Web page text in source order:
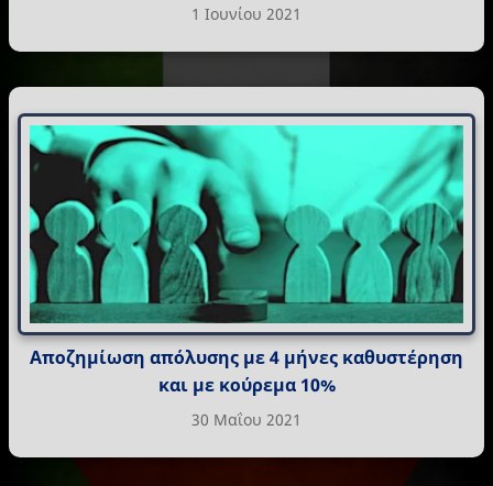
1 Ιουνίου 2021
Αποζημίωση απόλυσης με 4 μήνες καθυστέρηση
και με κούρεμα 10%
30 Μαΐου 2021